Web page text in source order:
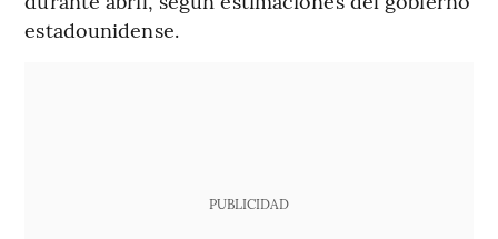
estadounidense.
PUBLICIDAD